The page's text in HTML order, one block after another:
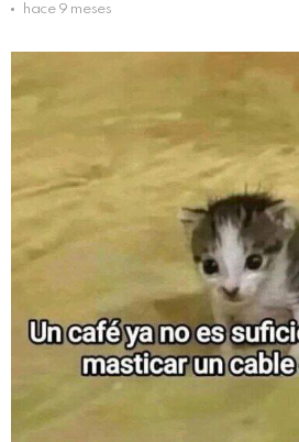
hace 9 meses